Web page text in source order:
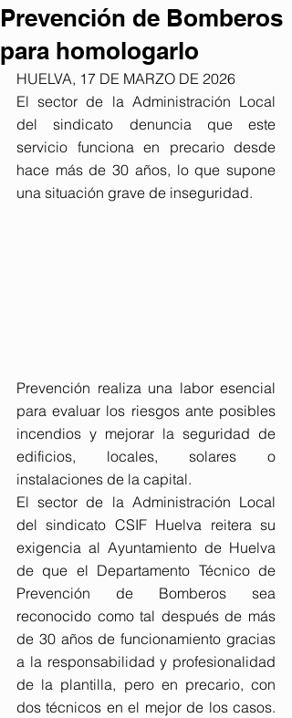
Prevención de Bomberos
para homologarlo
HUELVA, 17 DE MARZO DE 2026
El sector de la Administración Local
del sindicato denuncia que este
servicio funciona en precario desde
hace más de 30 años, lo que supone
una situación grave de inseguridad.
Prevención realiza una labor esencial
para evaluar los riesgos ante posibles
incendios y mejorar la seguridad de
edificios, locales, solares o
instalaciones de la capital.
El sector de la Administración Local
del sindicato CSIF Huelva reitera su
exigencia al Ayuntamiento de Huelva
de que el Departamento Técnico de
Prevención de Bomberos sea
reconocido como tal después de más
de 30 años de funcionamiento gracias
a la responsabilidad y profesionalidad
de la plantilla, pero en precario, con
dos técnicos en el mejor de los casos.